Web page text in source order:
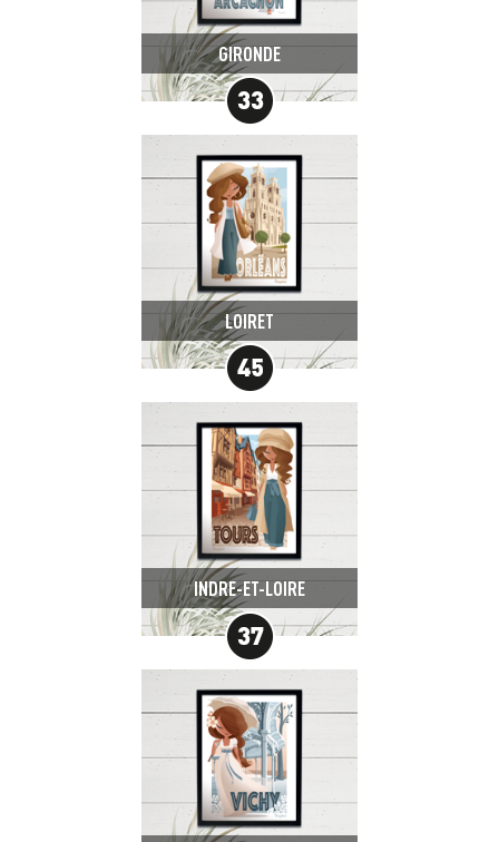
GIRONDE
LOIRET
INDRE-ET-LOIRE